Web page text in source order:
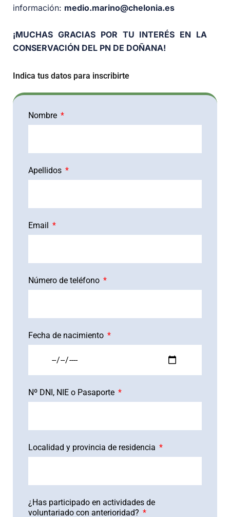
información: medio.marino@chelonia.es
¡MUCHAS GRACIAS POR TU INTERÉS EN LA
CONSERVACIÓN DEL PN DE DOÑANA!
Indica tus datos para inscribirte
Nombre
Apellidos
Email
Número de teléfono
Fecha de nacimiento
Nº DNI, NIE o Pasaporte
Localidad y provincia de residencia
¿Has participado en actividades de
voluntariado con anterioridad?